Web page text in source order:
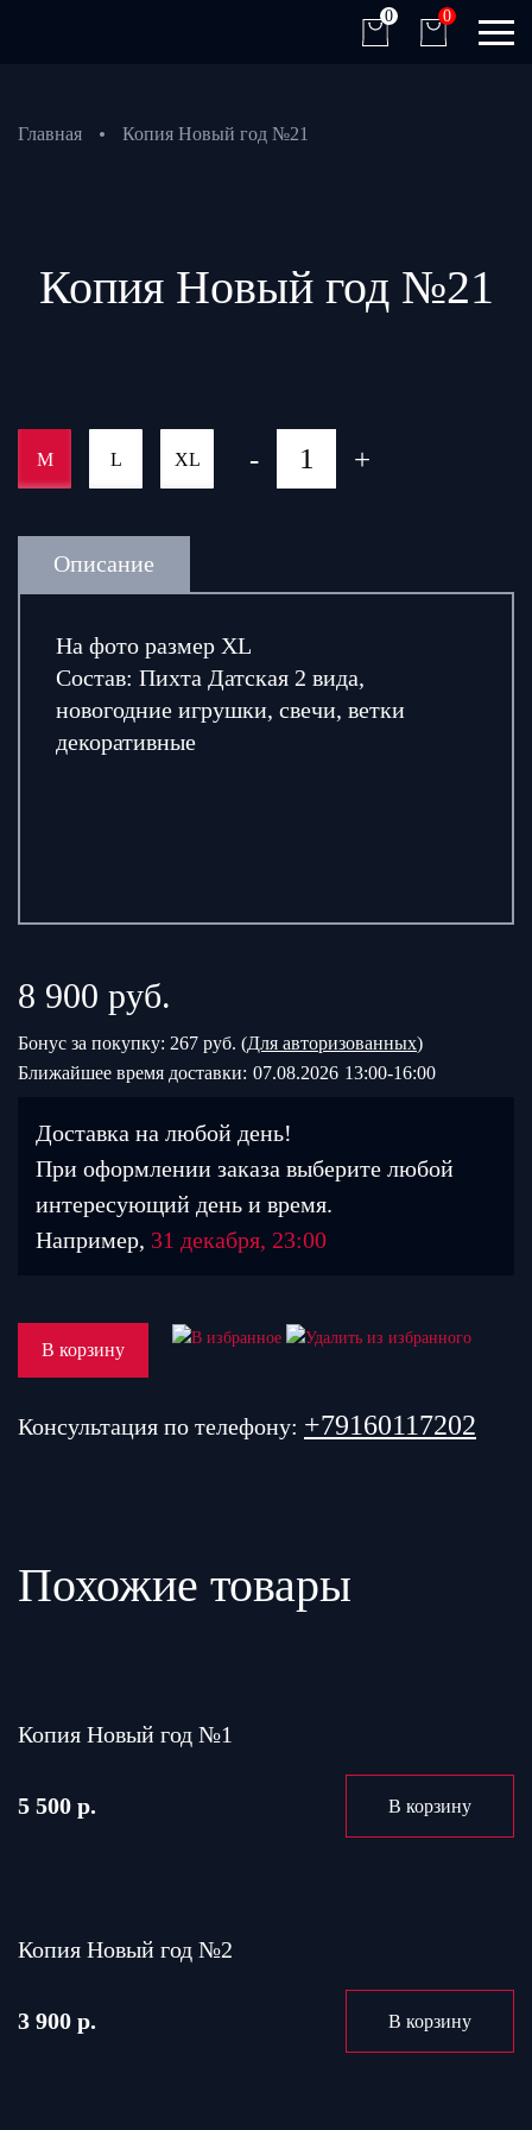
0 0
Главная Копия Новый год №21
Копия Новый год №21
M L XL - +
Описание
На фото размер XL
Состав: Пихта Датская 2 вида,
новогодние игрушки, свечи, ветки
декоративные
8 900 руб.
Бонус за покупку: 267 руб. (Для авторизованных)
Ближайшее время доставки: 07.08.2026 13:00-16:00
Доставка на любой день!
При оформлении заказа выберите любой
интересующий день и время.
Например, 31 декабря, 23:00
В корзину
Консультация по телефону: +79160117202
Похожие товары
Копия Новый год №1
5 500 р. В корзину
Копия Новый год №2
3 900 р. В корзину